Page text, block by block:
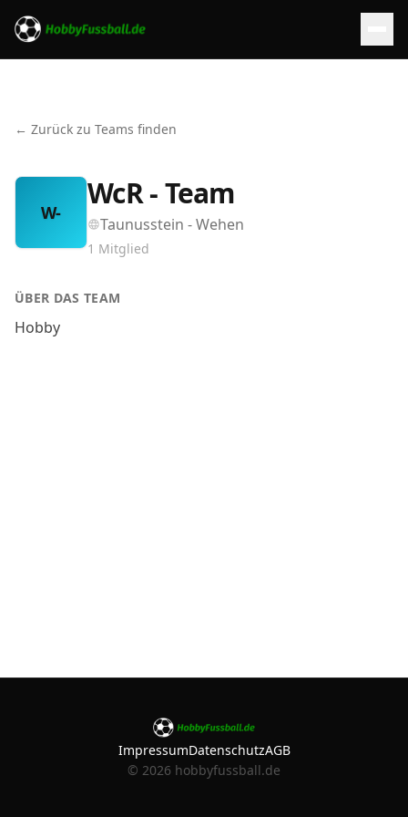
← Zurück zu Teams finden
W-
WcR - Team
Taunusstein - Wehen
1 Mitglied
ÜBER DAS TEAM
Hobby
ImpressumDatenschutzAGB
© 2026 hobbyfussball.de